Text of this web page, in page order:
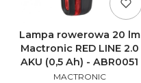
Lampa rowerowa 20 lm
Mactronic RED LINE 2.0
AKU (0,5 Ah) - ABR0051
PRODUCENT
MACTRONIC